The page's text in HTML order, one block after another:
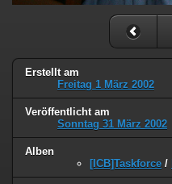
Erstellt am
Freitag 1 März 2002
Veröffentlicht am
Sonntag 31 März 2002
Alben
[ICB]Taskforce /